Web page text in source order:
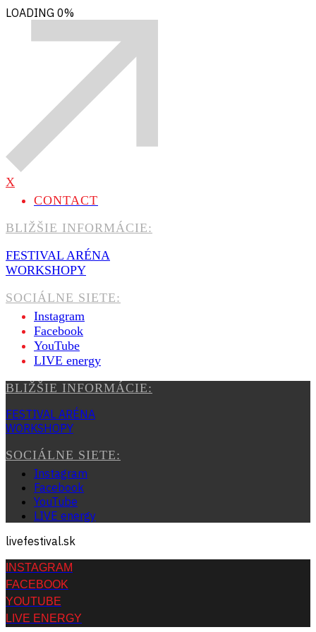
LOADING 0%
X
CONTACT
BLIŽŠIE INFORMÁCIE:
FESTIVAL ARÉNA
WORKSHOPY
SOCIÁLNE SIETE:
Instagram
Facebook
YouTube
LIVE energy
BLIŽŠIE INFORMÁCIE:
FESTIVAL ARÉNA
WORKSHOPY
SOCIÁLNE SIETE:
Instagram
Facebook
YouTube
LIVE energy
livefestival.sk
INSTAGRAM
FACEBOOK
YOUTUBE
LIVE ENERGY